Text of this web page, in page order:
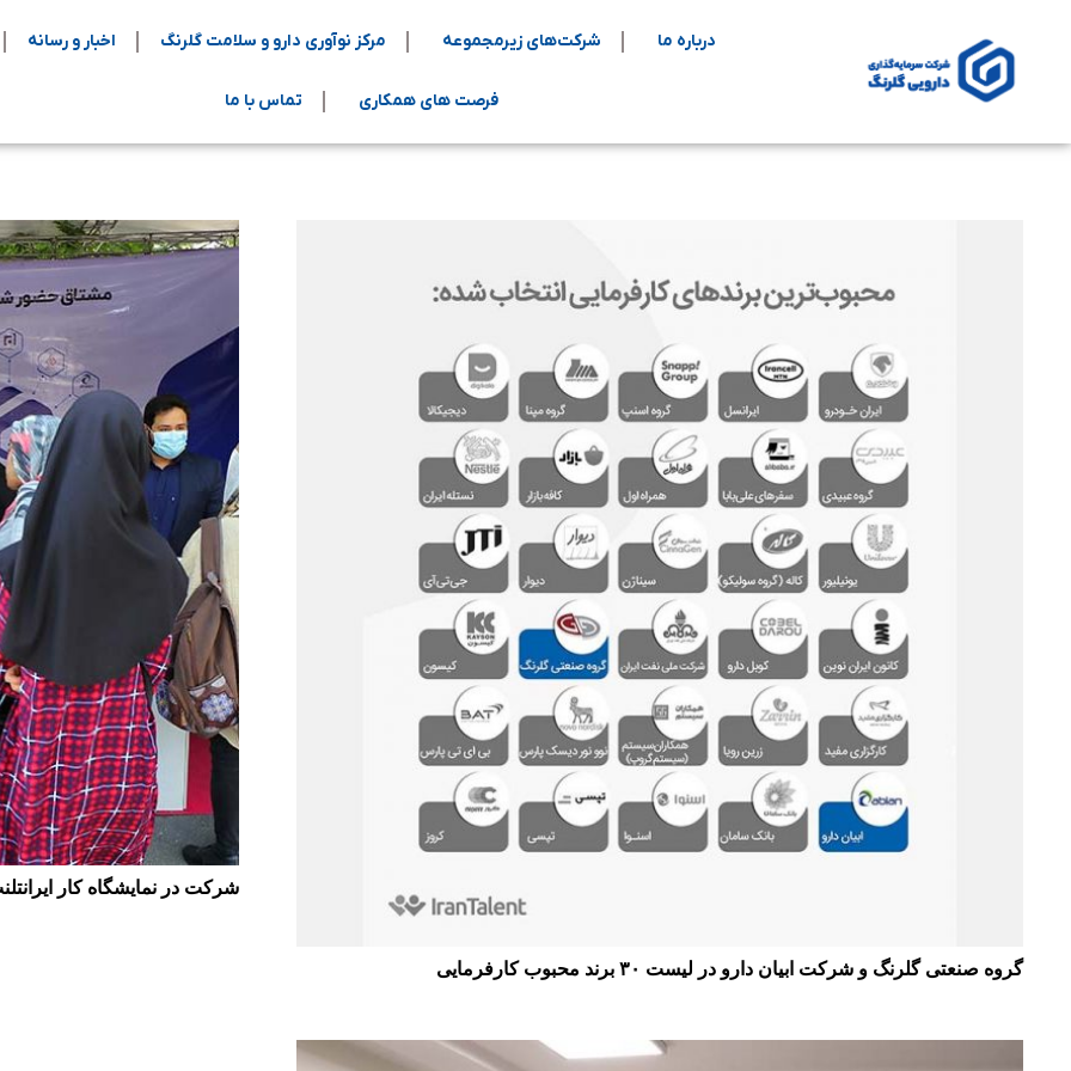
درباره ما شرکت‌های زیرمجموعه مرکز نوآوری دارو و سلامت گلرنگ اخبار و رسانه
فرصت های همکاری تماس با ما
گروه صنعتی گلرنگ و شرکت ابیان دارو در لیست ۳۰ برند محبوب کارفرمایی
شرکت در نمایشگاه کار